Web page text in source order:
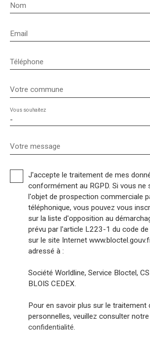
Nom
Email
Téléphone
Votre commune
-
Vous souhaitez
Votre message
J'accepte le traitement de mes
conformément au RGPD. Si vous ne
l'objet de prospection commerciale
téléphonique, vous pouvez vous
sur la liste d'opposition au
prévu par l'article L223-1 du code
sur le site Internet
adressé à :
Société Worldline, Service Bloctel,
BLOIS CEDEX.
Pour en savoir plus sur le traitement
personnelles, veuillez consulter notre
confidentialité.